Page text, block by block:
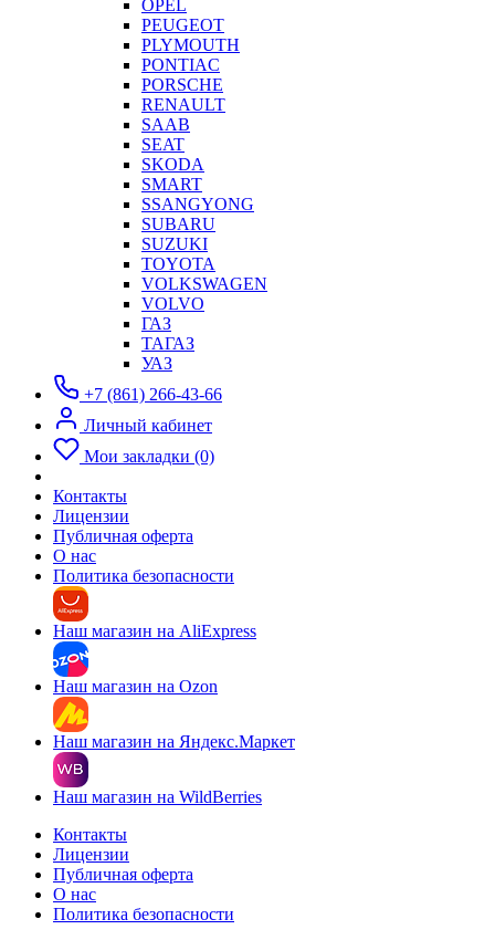
OPEL
PEUGEOT
PLYMOUTH
PONTIAC
PORSCHE
RENAULT
SAAB
SEAT
SKODA
SMART
SSANGYONG
SUBARU
SUZUKI
TOYOTA
VOLKSWAGEN
VOLVO
ГАЗ
ТАГАЗ
УАЗ
+7 (861) 266-43-66
Личный кабинет
Мои закладки (0)
Контакты
Лицензии
Публичная оферта
О нас
Политика безопасности
Наш магазин на AliExpress
Наш магазин на Ozon
Наш магазин на Яндекс.Маркет
Наш магазин на WildBerries
Контакты
Лицензии
Публичная оферта
О нас
Политика безопасности